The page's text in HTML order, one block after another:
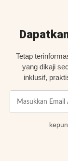
Tetap
yang dikaji
inklusif,